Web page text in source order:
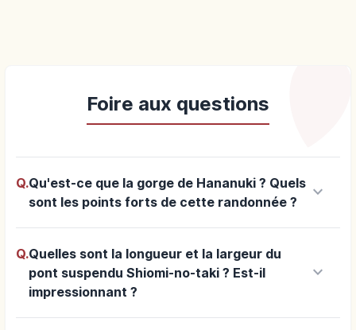
Foire aux questions
Q.Qu'est-ce que la gorge de Hananuki ? Quels
sont les points forts de cette randonnée ?
keyboard_arrow_down
Q.Quelles sont la longueur et la largeur du
pont suspendu Shiomi-no-taki ? Est-il
impressionnant ?
keyboard_arrow_down